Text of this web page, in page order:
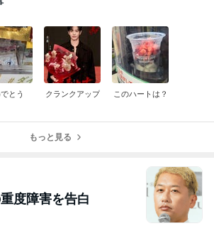
とう クランクアップ このハートは？
もっと見る
度障害を告白